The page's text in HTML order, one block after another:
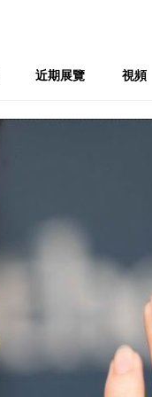
近期展覽 視頻